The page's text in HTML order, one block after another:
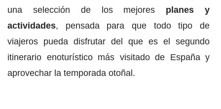
una selección de los mejores planes y
actividades, pensada para que todo tipo de
viajeros pueda disfrutar del que es el segundo
itinerario enoturístico más visitado de España y
aprovechar la temporada otoñal.